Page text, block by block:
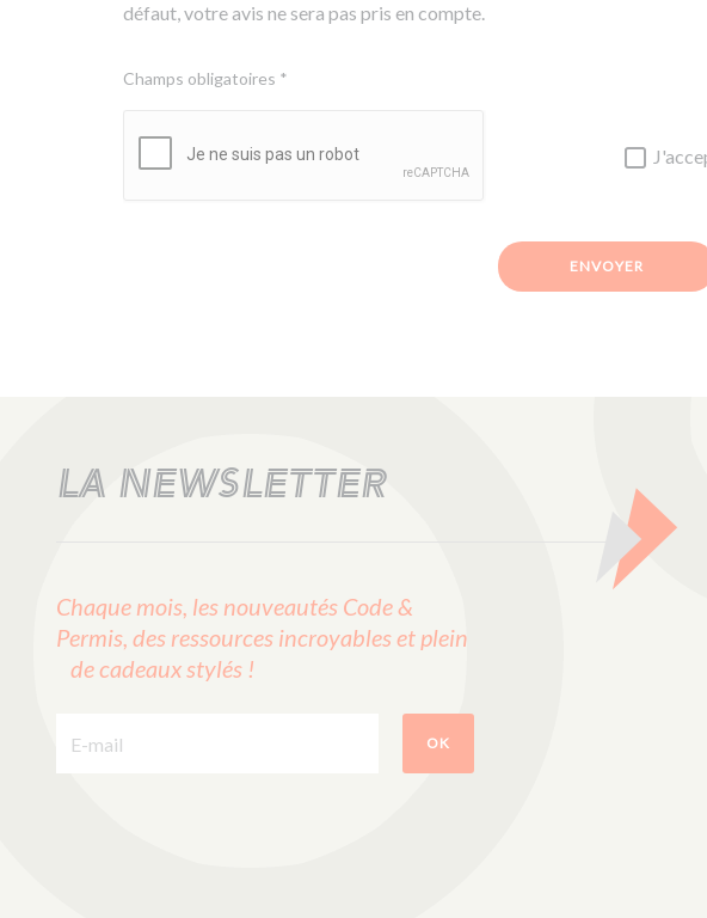
défaut, votre avis ne sera pas pris en compte.
Champs obligatoires *
ENVOYER
LA NEWSLETTER
Chaque mois, les nouveautés Code &
Permis, des ressources incroyables et plein
de cadeaux stylés !
OK